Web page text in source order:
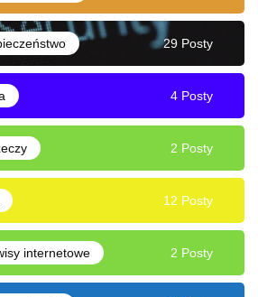
29 Posty
4 Posty
2 Posty
12 Posty
internetowe 2 Posty